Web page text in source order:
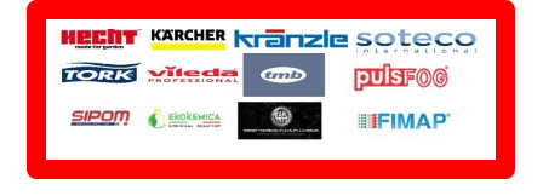
Перейти